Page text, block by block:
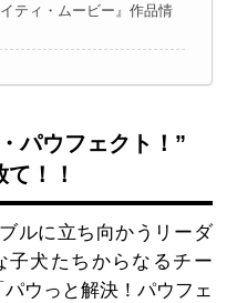
ティ・ムービー』作品情
パウフェクト！”
！！
ルに立ち向かうリーダ
子犬たちからなるチー
ウっと解決！パウフェ